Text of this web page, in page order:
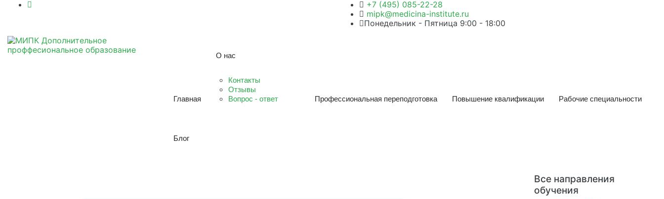
+7 (495) 085-22-28
mipk@medicina-institute.ru
Понедельник - Пятница 9:00 - 18:00
Главная
О нас
Контакты
Отзывы
Вопрос - ответ
Профессиональная переподготовка Повышение квалификации Рабочие специальности
Блог
Все направления
обучения